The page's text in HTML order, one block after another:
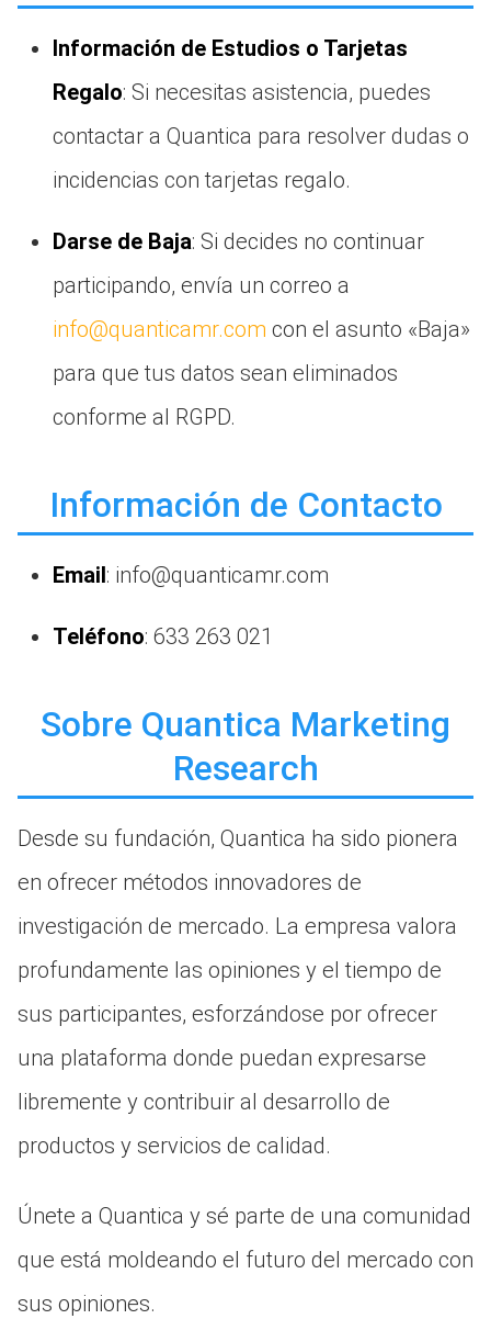
Información de Estudios o Tarjetas
Regalo: Si necesitas asistencia, puedes
contactar a Quantica para resolver dudas o
incidencias con tarjetas regalo.
Darse de Baja: Si decides no continuar
participando, envía un correo a
info@quanticamr.com con el asunto «Baja»
para que tus datos sean eliminados
conforme al RGPD.
Información de Contacto
Email: info@quanticamr.com
Teléfono: 633 263 021
Sobre Quantica Marketing
Research
Desde su fundación, Quantica ha sido pionera
en ofrecer métodos innovadores de
investigación de mercado. La empresa valora
profundamente las opiniones y el tiempo de
sus participantes, esforzándose por ofrecer
una plataforma donde puedan expresarse
libremente y contribuir al desarrollo de
productos y servicios de calidad.
Únete a Quantica y sé parte de una comunidad
que está moldeando el futuro del mercado con
sus opiniones.